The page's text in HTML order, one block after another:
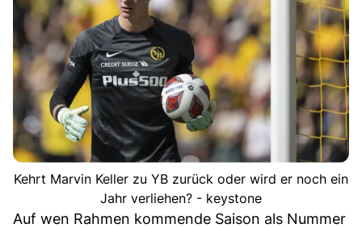
Kehrt Marvin Keller zu YB zurück oder wird er noch ein
Jahr verliehen? - keystone
Auf wen Rahmen kommende Saison als Nummer